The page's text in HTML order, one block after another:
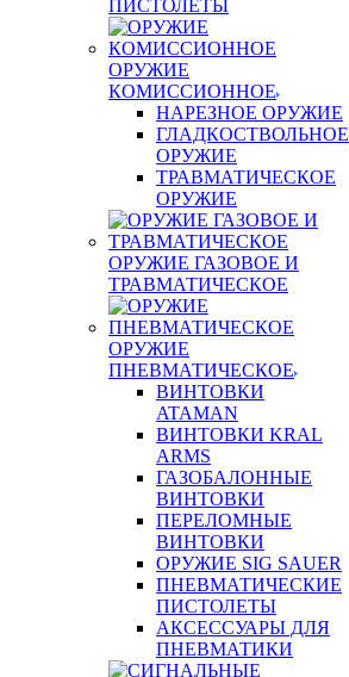
ПИСТОЛЕТЫ
ОРУЖИЕ
КОМИССИОННОЕ
НАРЕЗНОЕ ОРУЖИЕ
ГЛАДКОСТВОЛЬНОЕ
ОРУЖИЕ
ТРАВМАТИЧЕСКОЕ
ОРУЖИЕ
ОРУЖИЕ ГАЗОВОЕ И
ТРАВМАТИЧЕСКОЕ
ОРУЖИЕ
ПНЕВМАТИЧЕСКОЕ
ВИНТОВКИ
ATAMAN
ВИНТОВКИ KRAL
ARMS
ГАЗОБАЛОННЫЕ
ВИНТОВКИ
ПЕРЕЛОМНЫЕ
ВИНТОВКИ
ОРУЖИЕ SIG SAUER
ПНЕВМАТИЧЕСКИЕ
ПИСТОЛЕТЫ
АКСЕССУАРЫ ДЛЯ
ПНЕВМАТИКИ